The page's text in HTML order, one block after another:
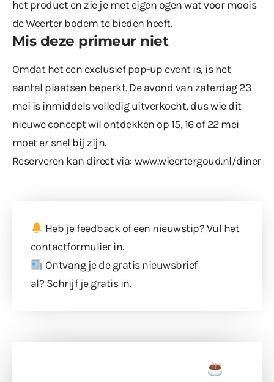
het product en zie je met eigen ogen wat voor moois
de Weerter bodem te bieden heeft.
Mis deze primeur niet
Omdat het een exclusief pop-up event is, is het
aantal plaatsen beperkt. De avond van zaterdag 23
mei is inmiddels volledig uitverkocht, dus wie dit
nieuwe concept wil ontdekken op 15, 16 of 22 mei
moet er snel bij zijn.
Reserveren kan direct via: www.wieertergoud.nl/diner
Heb je feedback of een nieuwstip? Vul het
contactformulierin.
Ontvang je de gratis nieuwsbrief
al? Schrijf je gratis in.